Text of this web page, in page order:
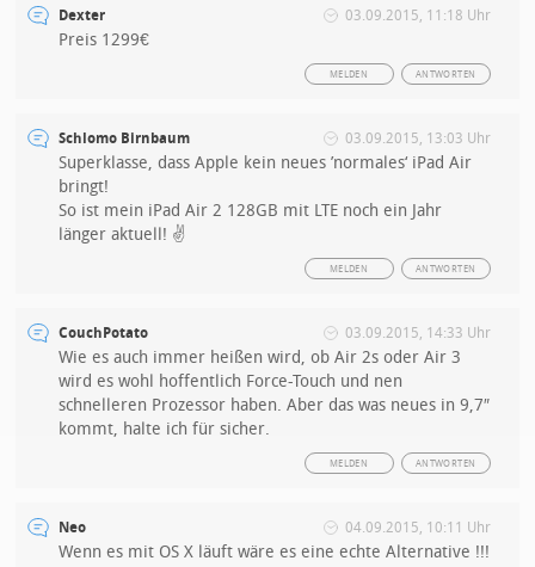
Dexter 03.09.2015, 11:18 Uhr
Preis 1299€
ANTWORTEN
MELDEN
Schlomo Birnbaum 03.09.2015, 13:03 Uhr
Superklasse, dass Apple kein neues ’normales‘ iPad Air
bringt!
So ist mein iPad Air 2 128GB mit LTE noch ein Jahr
länger aktuell! ✌
ANTWORTEN
MELDEN
CouchPotato 03.09.2015, 14:33 Uhr
Wie es auch immer heißen wird, ob Air 2s oder Air 3
wird es wohl hoffentlich Force-Touch und nen
schnelleren Prozessor haben. Aber das was neues in 9,7″
kommt, halte ich für sicher.
ANTWORTEN
MELDEN
Neo 04.09.2015, 10:11 Uhr
Wenn es mit OS X läuft wäre es eine echte Alternative !!!